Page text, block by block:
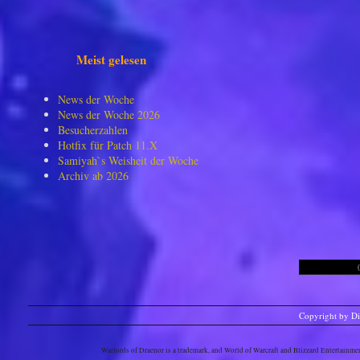
Meist gelesen
News der Woche
News der Woche 2026
Besucherzahlen
Hotfix für Patch 11.X
Samiyah`s Weisheit der Woche
Archiv ab 2026
Copyright by
Warlords of Draenor is a trademark, and World of Warcraft and Blizzard